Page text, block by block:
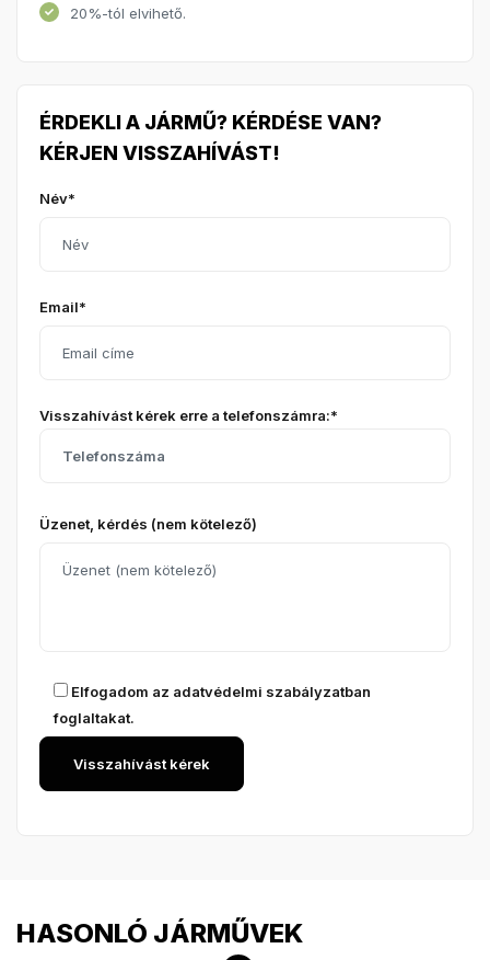
20%-tól elvihető.
ÉRDEKLI A JÁRMŰ? KÉRDÉSE VAN?
KÉRJEN VISSZAHÍVÁST!
Név*
Email*
Visszahívást kérek erre a telefonszámra:*
Üzenet, kérdés (nem kötelező)
Elfogadom az adatvédelmi szabályzatban
foglaltakat.
HASONLÓ JÁRMŰVEK